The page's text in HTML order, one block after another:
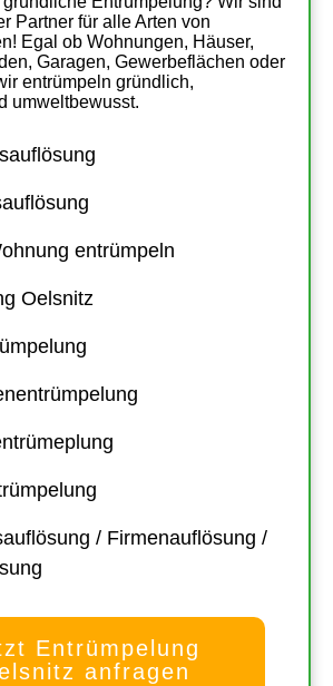
Partner für alle Arten von
Egal ob Wohnungen, Häuser,
Garagen, Gewerbeflächen oder
entrümpeln gründlich,
umweltbewusst.
entrümpeln
Oelsnitz
/ Firmenauflösung /
Entrümpelung
anfragen